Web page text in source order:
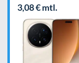
3,08 € mtl.